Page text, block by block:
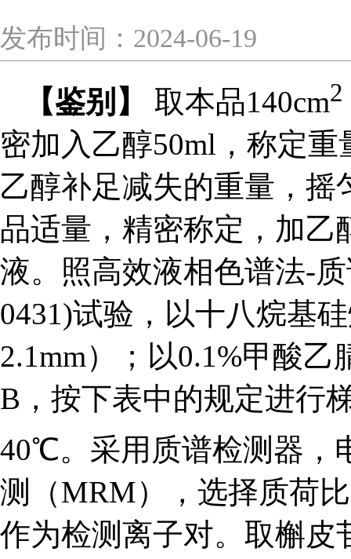
发布时间：2024-06-19
【鉴别】 取本品140cm2
密加入乙醇50ml，称定
乙醇补足减失的重量，
品适量，精密称定，加乙
液。照高效液相色谱法-
0431)试验，以十八烷基
2.1mm）；以0.1%甲酸
B，按下表中的规定进行
40℃。采用质谱检测器，
测（MRM），选择质荷
作为检测离子对。取槲皮